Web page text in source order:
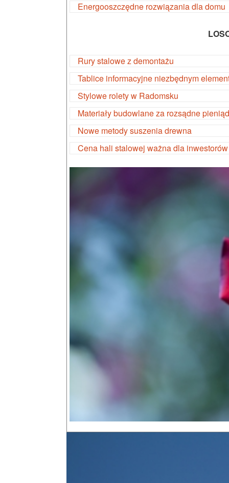
Energooszczędne rozwiązania dla domu
Rury stalowe z demontażu
Tablice informacyjne niezbędnym
Stylowe rolety w Radomsku
Materiały budowlane za rozsądne
Nowe metody suszenia drewna
Cena hali stalowej ważna dla inwestorów